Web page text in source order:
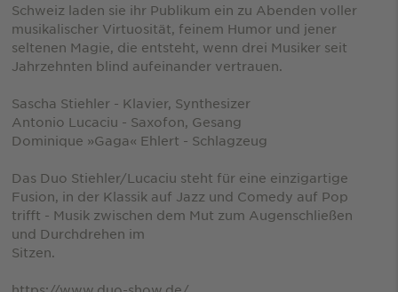
Schweiz laden sie ihr Publikum ein zu Abenden voller
musikalischer Virtuosität, feinem Humor und jener
seltenen Magie, die entsteht, wenn drei Musiker seit
Jahrzehnten blind aufeinander vertrauen.
Sascha Stiehler - Klavier, Synthesizer
Antonio Lucaciu - Saxofon, Gesang
Dominique »Gaga« Ehlert - Schlagzeug
Das Duo Stiehler/Lucaciu steht für eine einzigartige
Fusion, in der Klassik auf Jazz und Comedy auf Pop
trifft - Musik zwischen dem Mut zum Augenschließen
und Durchdrehen im
Sitzen.